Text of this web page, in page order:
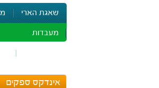
שאגת הארי
מעבדות
אינדקס ספקים